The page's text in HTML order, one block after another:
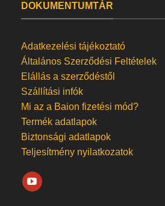
DOKUMENTUMTÁR
Adatkezelési tájékoztató
Általános Szerződési Feltételek
Elállás a szerződéstől
Szállítási infók
Mi az a Baion fizetési mód?
Termék adatlapok
Biztonsági adatlapok
Teljesítmény nyilatkozatok